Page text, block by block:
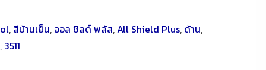
, สีบ้านเย็น, ออล ชิลด์ พลัส,All Shield Plus, ด้าน,
, 3511